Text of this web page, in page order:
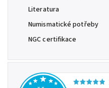
Literatura
Numismatické potřeby
NGC certifikace